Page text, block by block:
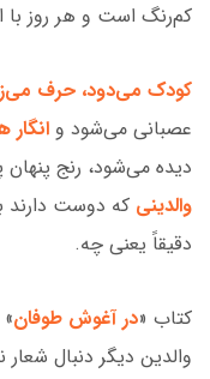
کم‌رنگ است و هر روز با
کودک می‌دود، حرف
عصبانی می‌شود و
دیده می‌شود، رنج
والدینی که دوست دارند
دقیقاً یعنی چه.
کتاب «در آغوش طوفان
والدین دیگر دنبال شعار